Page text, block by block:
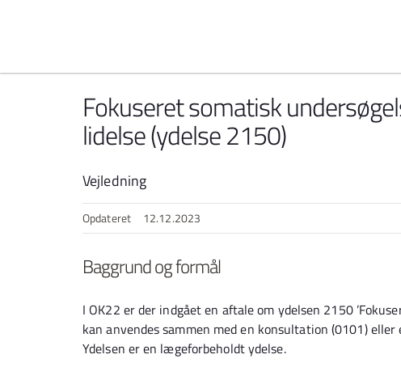
Fokuseret somatisk
lidelse (ydelse 2150)
Vejledning
Opdateret 12.12.2023
Baggrund og formål
I OK22 er der indgået en aftale om ydelsen 2150
kan anvendes sammen med en konsultation (0101)
Ydelsen er en lægeforbeholdt ydelse.